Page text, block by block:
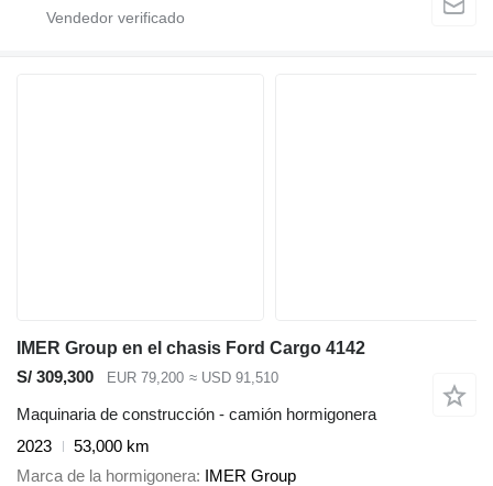
IMER Group en el chasis Ford Cargo 4142
S/ 309,300
EUR 79,200 ≈ USD 91,510
Maquinaria de construcción - camión hormigonera
2023
53,000 km
Marca de la hormigonera IMER Group